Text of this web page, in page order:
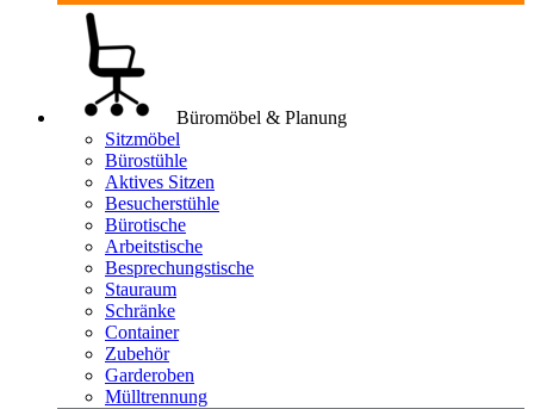
Büromöbel & Planung
Sitzmöbel
Bürostühle
Aktives Sitzen
Besucherstühle
Bürotische
Arbeitstische
Besprechungstische
Stauraum
Schränke
Container
Zubehör
Garderoben
Mülltrennung